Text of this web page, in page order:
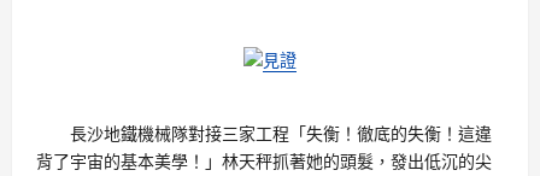
見證
長沙地鐵機械隊對接三家工程「失衡！徹底的失衡！這違
背了宇宙的基本美學！」林天秤抓著她的頭髮，發出低沉的尖